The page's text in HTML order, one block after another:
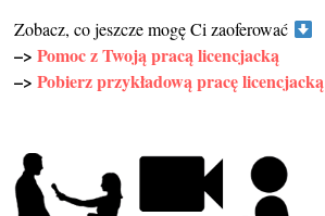
Zobacz, co jeszcze mogę Ci zaoferować
–>Pomoc z Twoją pracą licencjacką
–>Pobierz przykładową pracę licencjacką